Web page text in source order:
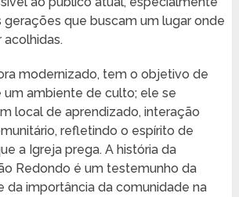
gerações que buscam um lugar onde
acolhidas.
modernizado, tem o objetivo de
um ambiente de culto; ele se
local de aprendizado, interação
refletindo o espírito de
a Igreja prega. A história da
Redondo é um testemunho da
da importância da comunidade na